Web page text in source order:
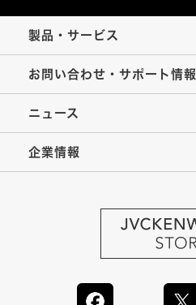
製品・サービス
お問い合わせ・サポート情報
ニュース
企業情報